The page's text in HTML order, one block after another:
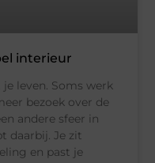
interieur
leven. Soms werk
bezoek over de
andere sfeer in
daarbij. Je zit
en past je